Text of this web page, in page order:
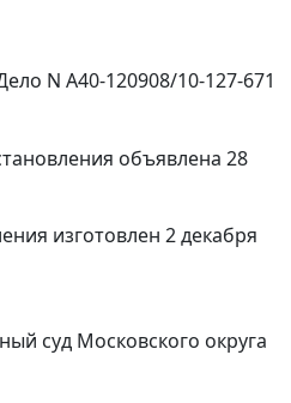
N А40-120908/10-127-671
объявлена 28
изготовлен 2 декабря
суд Московского округа